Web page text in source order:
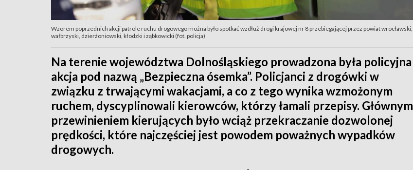
Wzorem poprzednich akcji patrole ruchu drogowego można było spotkać wzdłuż drogi krajowej nr 8 przebiegającej przez powiat wrocławski,
wałbrzyski, dzierżoniowski, kłodzki i ząbkowicki (fot. policja)
Na terenie województwa Dolnośląskiego prowadzona była policyjna
akcja pod nazwą „Bezpieczna ósemka”. Policjanci z drogówki w
związku z trwającymi wakacjami, a co z tego wynika wzmożonym
ruchem, dyscyplinowali kierowców, którzy łamali przepisy. Głównym
przewinieniem kierujących było wciąż przekraczanie dozwolonej
prędkości, które najczęściej jest powodem poważnych wypadków
drogowych.